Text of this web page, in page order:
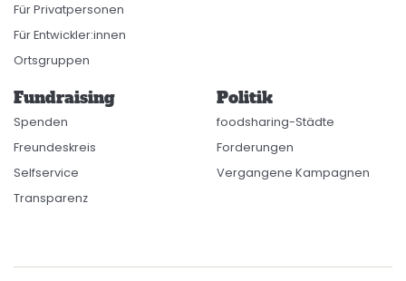
Für Privatpersonen
Für Entwickler:innen
Ortsgruppen
Fundraising
Spenden
Freundeskreis
Selfservice
Transparenz
Politik
foodsharing-Städte
Forderungen
Vergangene Kampagnen